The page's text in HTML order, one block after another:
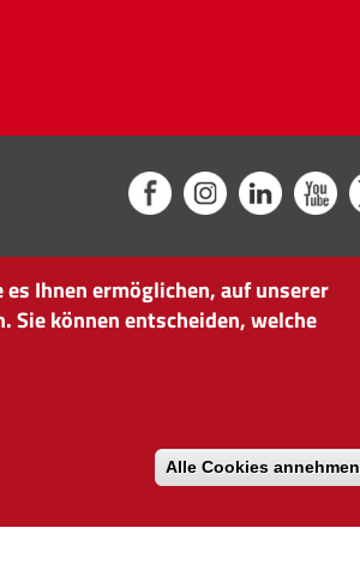
Ihnen ermöglichen, auf unserer
Sie können entscheiden, welche
Alle Cookies annehmen